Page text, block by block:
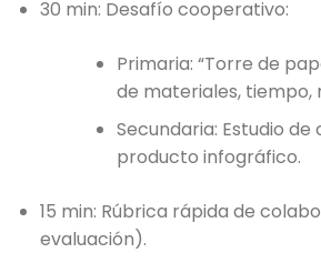
30 min: Desafío cooperativo:
Primaria: “Torre de
de materiales,
Secundaria: Estudio
producto infográfico.
15 min: Rúbrica rápida de
evaluación).